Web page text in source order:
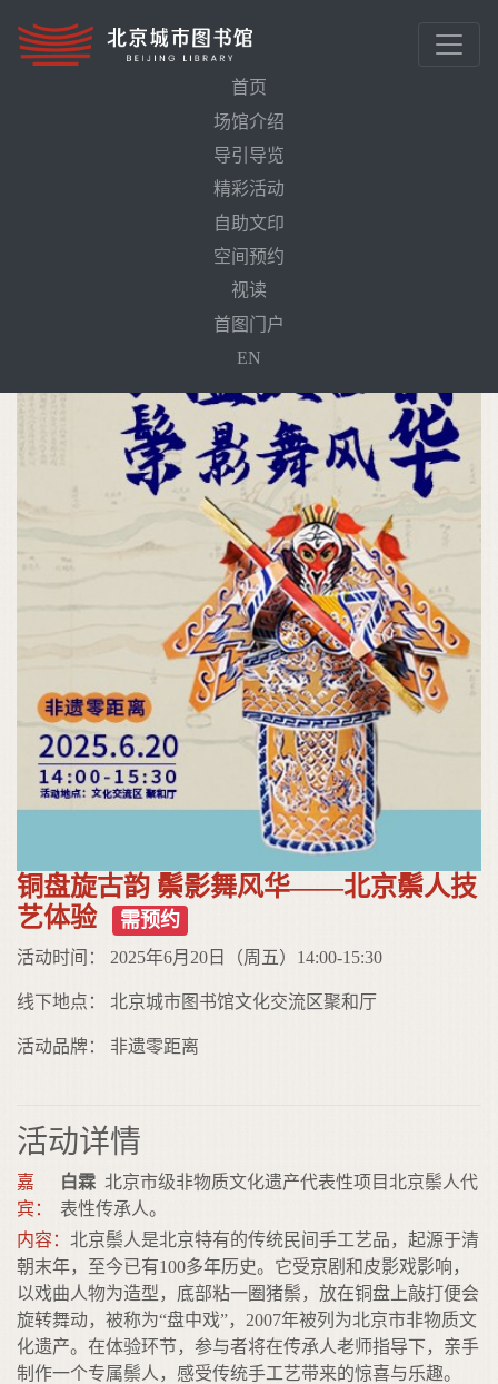
首页
场馆介绍
导引导览
精彩活动
自助文印
空间预约
视读
首图门户
EN
铜盘旋古韵 鬃影舞风华——北京鬃人技艺体验
铜盘旋古韵 鬃影舞风华——北京鬃人技
艺体验
需预约
活动时间： 2025年6月20日（周五）14:00-15:30
线下地点： 北京城市图书馆文化交流区聚和厅
活动品牌： 非遗零距离
活动详情
嘉
宾：
白霖北京市级非物质文化遗产代表性项目北京鬃人代
表性传承人。
内容： 北京鬃人是北京特有的传统民间手工艺品，起源于清
朝末年，至今已有100多年历史。它受京剧和皮影戏影响，
以戏曲人物为造型，底部粘一圈猪鬃，放在铜盘上敲打便会
旋转舞动，被称为“盘中戏”，2007年被列为北京市非物质文
化遗产。在体验环节，参与者将在传承人老师指导下，亲手
制作一个专属鬃人，感受传统手工艺带来的惊喜与乐趣。